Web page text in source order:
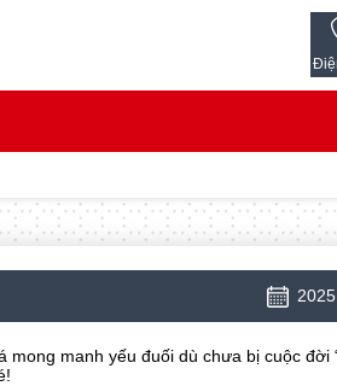
manh yếu đuối dù chưa bị cuộc đời